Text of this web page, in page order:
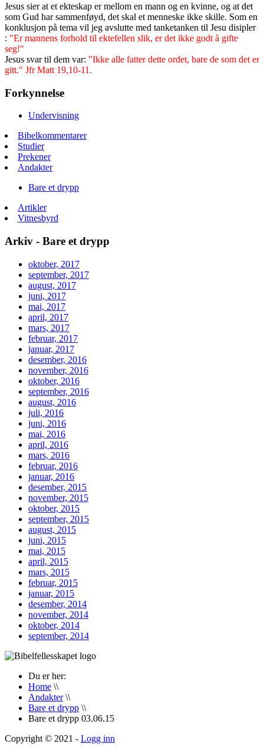
Jesus sier at et ekteskap er mellom en mann og en kvinne, og at det
som Gud har sammenføyd, det skal et menneske ikke skille. Som en
konklusjon på tema vil jeg avslutte med tanketanken til Jesu disipler
: "Er mannens forhold til ektefellen slik, er det ikke godt å gifte
seg!"
Jesus svar til dem var: "Ikke alle fatter dette ordet, bare de som det er
gitt." Jfr Matt 19,10-11.
Forkynnelse
Undervisning
Bibelkommentarer
Studier
Prekener
Andakter
Bare et drypp
Artikler
Vitnesbyrd
Arkiv - Bare et drypp
oktober, 2017
september, 2017
august, 2017
juni, 2017
mai, 2017
april, 2017
mars, 2017
februar, 2017
januar, 2017
desember, 2016
november, 2016
oktober, 2016
september, 2016
august, 2016
juli, 2016
juni, 2016
mai, 2016
april, 2016
mars, 2016
februar, 2016
januar, 2016
desember, 2015
november, 2015
oktober, 2015
september, 2015
august, 2015
juni, 2015
mai, 2015
april, 2015
mars, 2015
februar, 2015
januar, 2015
desember, 2014
november, 2014
oktober, 2014
september, 2014
Du er her:
Home \\
Andakter \\
Bare et drypp \\
Bare et drypp 03.06.15
Copyright © 2021 - Logg inn